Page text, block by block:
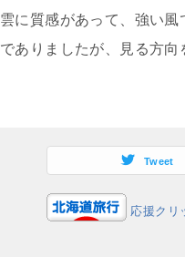
雲に質感があって、強い
でありましたが、見る方向
Tweet
応援クリ